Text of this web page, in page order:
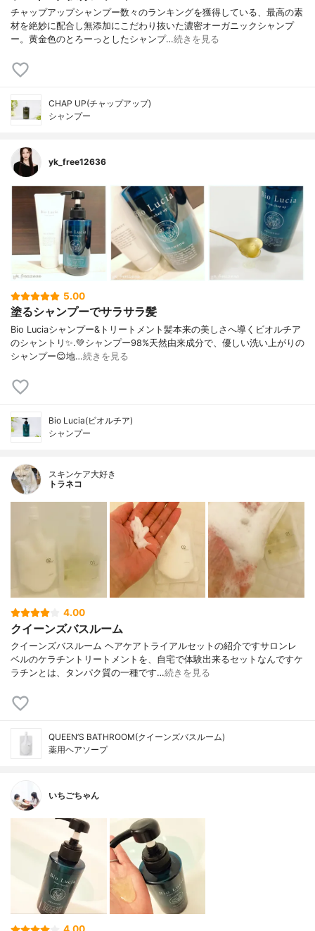
チャップアップシャンプー数々のランキングを獲得している、最高の素
材を絶妙に配合し無添加にこだわり抜いた濃密オーガニックシャンプ
ー。黄金色のとろーっとしたシャンプ…続きを見る
CHAP UP(チャップアップ)
シャンプー
yk_free12636
5.00
塗るシャンプーでサラサラ髪
Bio Luciaシャンプー&トリートメント⁡髪本来の美しさへ導くビオルチア
のシャントリ✨⁡.💚シャンプー98%天然由来成分で、優しい洗い上がりの
シャンプー😊地…続きを見る
Bio Lucia(ビオルチア)
シャンプー
スキンケア大好き
トラネコ
4.00
クイーンズバスルーム
クイーンズバスルーム ヘアケアトライアルセットの紹介ですサロンレ
ベルのケラチントリートメントを、自宅で体験出来るセットなんですケ
ラチンとは、タンパク質の一種です…続きを見る
QUEEN’S BATHROOM(クイーンズバスルーム)
薬用ヘアソープ
いちごちゃん